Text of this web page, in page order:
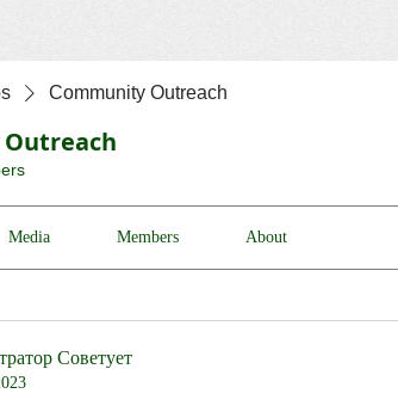
Community Outreach
Media Members About
Советует